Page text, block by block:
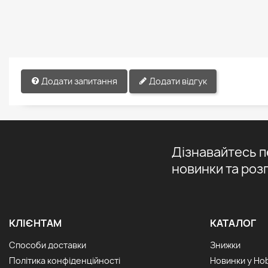
Додати запитання Додати відгук
Дізнавайтесь
новинки та
КЛІЄНТАМ
Способи доставки
Політика конфіденційності
КАТАЛОГ
Знижки
Новинки у